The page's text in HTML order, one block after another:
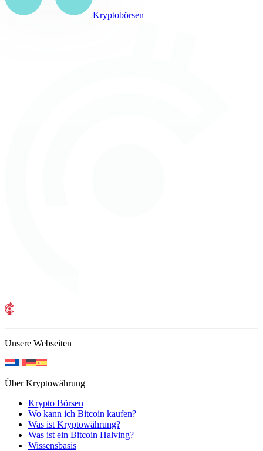
Kryptobörsen
Unsere Webseiten
Über Kryptowährung
Krypto Börsen
Wo kann ich Bitcoin kaufen?
Was ist Kryptowährung?
Was ist ein Bitcoin Halving?
Wissensbasis